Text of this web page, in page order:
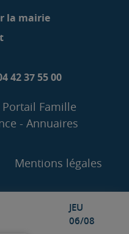
JEU
06/08
la mairie
42 37 55 00
Portail Famille
Annuaires
Mentions légales